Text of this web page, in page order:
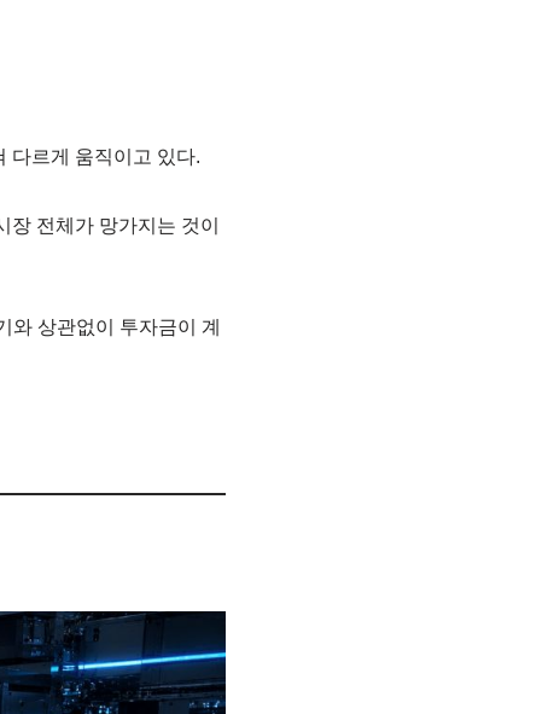
다르게 움직이고 있다.
전체가 망가지는 것이
와 상관없이 투자금이 계